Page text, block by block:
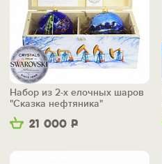
21 000 Р
Набор из 2-х елочных шаров
"Сказка нефтяника"